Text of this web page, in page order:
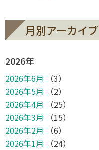
月別アーカイブ
2026年
2026年6月
（3）
2026年5月
（2）
2026年4月
（25）
2026年3月
（15）
2026年2月
（6）
2026年1月
（24）